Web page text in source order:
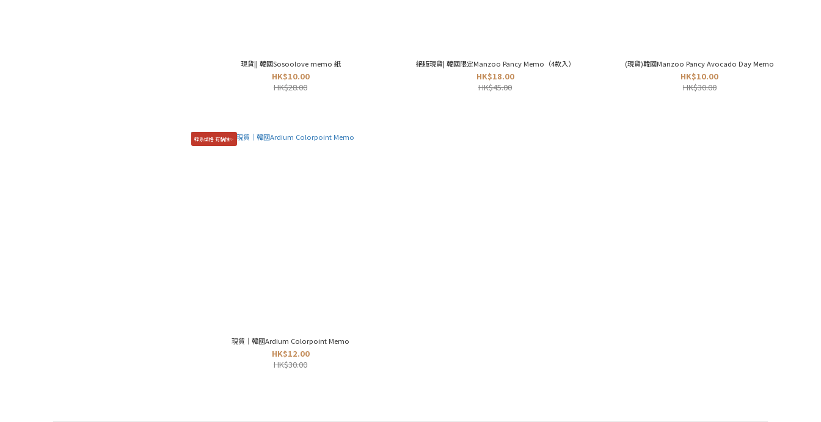
現貨|| 韓國Sosoolove memo 紙
HK$10.00
HK$28.00
絕版現貨| 韓國限定Manzoo Pancy Memo（4款入）
HK$18.00
HK$45.00
(現貨)韓國Manzoo Pancy Avocado Day Memo
HK$10.00
HK$30.00
韓系型格 有黏性✨
現貨｜韓國Ardium Colorpoint Memo
HK$12.00
HK$30.00